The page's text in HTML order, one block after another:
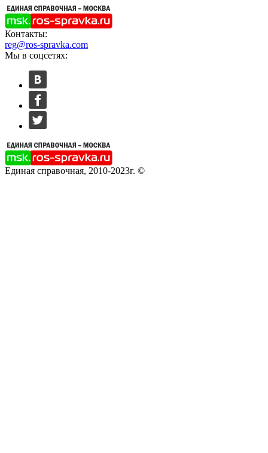
Контакты:
reg@ros-spravka.com
Мы в соцсетях:
Единая справочная, 2010-2023г. ©